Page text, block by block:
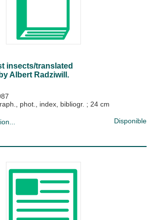
insects/translated
Albert Radziwill.
phot., index, bibliogr. ; 24 cm
Disponible